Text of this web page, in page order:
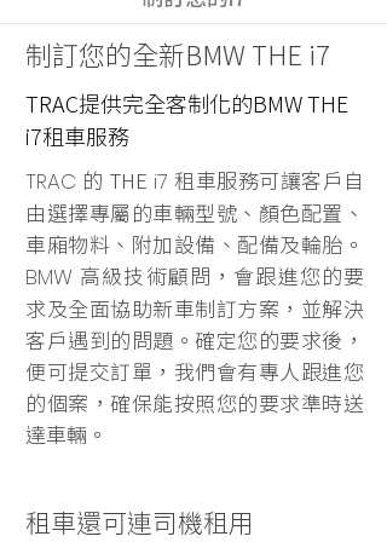
制訂您的全新BMW THE i7
TRAC提供完全客制化的BMW THE
i7租車服務
TRAC 的 THE i7租車服務可讓客戶自
由選擇專屬的車輛型號、顏色配置、
車廂物料、附加設備、配備及輪胎。
BMW 高級技術顧問，會跟進您的要
求及全面協助新車制訂方案，並解決
客戶遇到的問題。確定您的要求後，
便可提交訂單，我們會有專人跟進您
的個案，確保能按照您的要求準時送
達車輛。
租車還可連司機租用